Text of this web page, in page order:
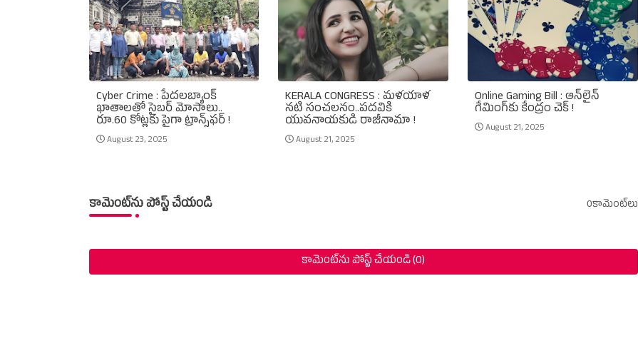
Cyber Crime : పేదలబ్యాంక్‌
ఖాతాలతో సైబర్‌ మోసాలు..
రూ.60 కోట్లకు పైగా ట్రాన్స్‌ఫర్‌ !
August 23, 2025
KERALA CONGRESS : మళయాళ
నటి సంచలనం..పదవికి
యువనాయకుడి రాజీనామా !
August 21, 2025
Online Gaming Bill : ఆన్‌లైన్‌
గేమింగ్‌కు కేంద్రం చెక్‌ !
August 21, 2025
కామెంట్‌ను పోస్ట్ చేయండి 0కామెంట్‌లు
కామెంట్‌ను పోస్ట్ చేయండి (0)